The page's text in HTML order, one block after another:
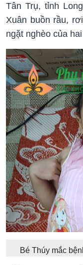
Tân Trụ, tỉnh
Xuân buồn rầu,
ngặt nghèo của
Bé Thúy mắc